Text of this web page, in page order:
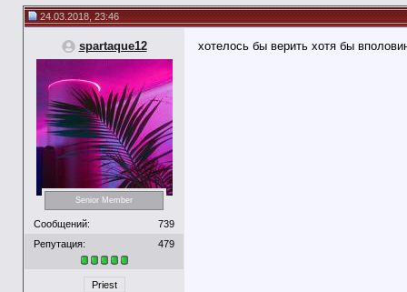
24.03.2018, 23:46
spartaque12
Senior Member
Сообщений:
739
Репутация:
479
Priest
хотелось бы верить хотя бы